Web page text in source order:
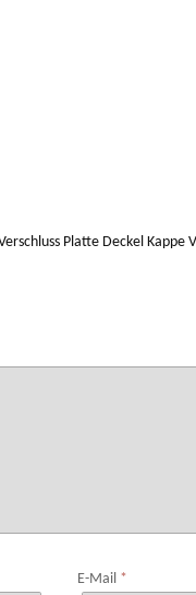
Platte Deckel
E-Mail *